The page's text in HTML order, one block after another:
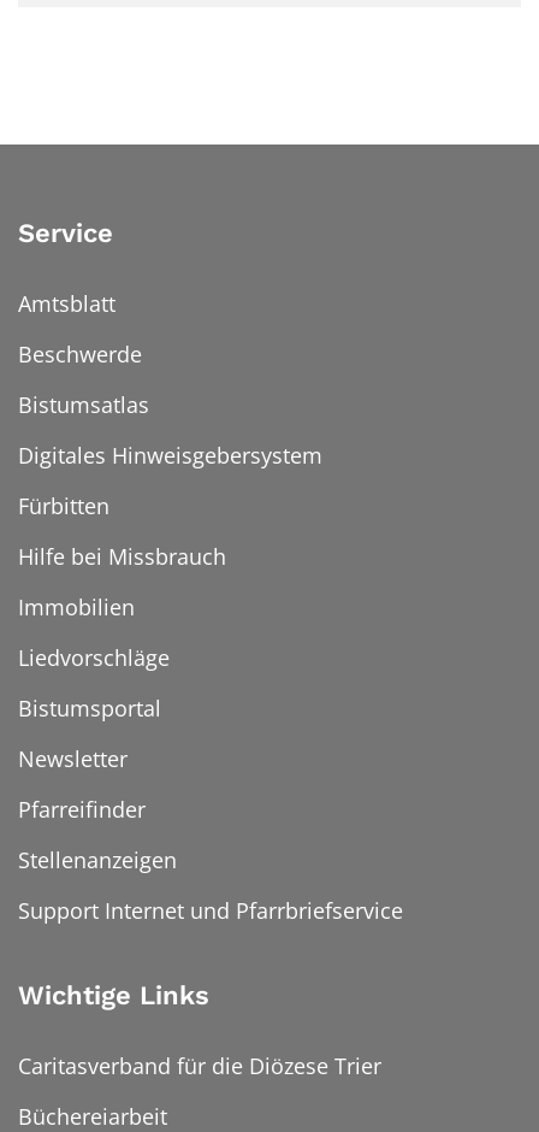
Service
Amtsblatt
Beschwerde
Bistumsatlas
Digitales Hinweisgebersystem
Fürbitten
Hilfe bei Missbrauch
Immobilien
Liedvorschläge
Bistumsportal
Newsletter
Pfarreifinder
Stellenanzeigen
Support Internet und Pfarrbriefservice
Wichtige Links
Caritasverband für die Diözese Trier
Büchereiarbeit